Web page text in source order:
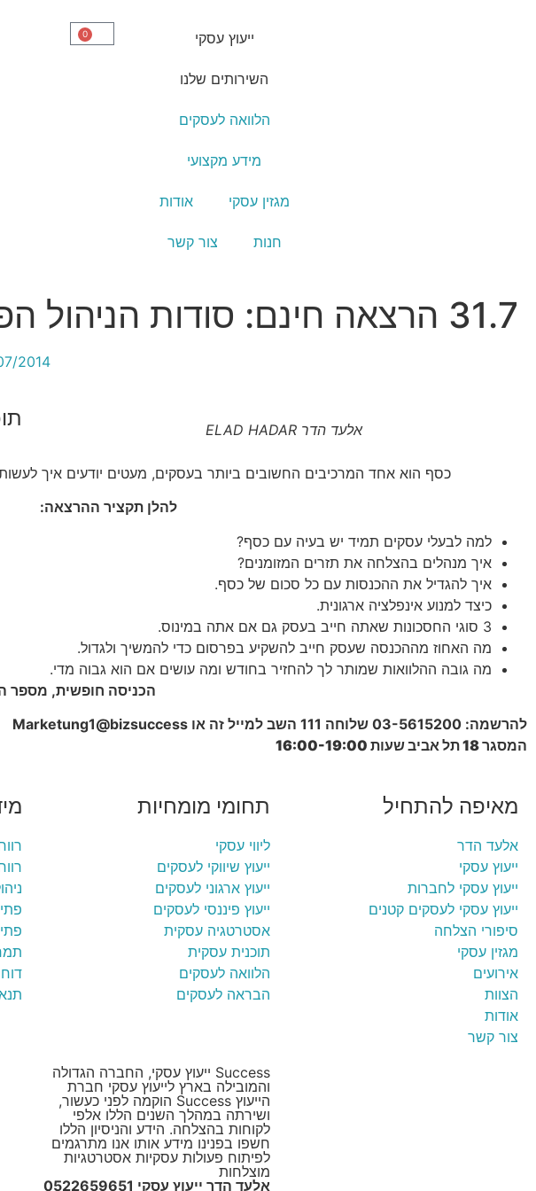
ייעוץ עסקי
השירותים שלנו
הלוואה לעסקים
מידע מקצועי
מגזין עסקי אודות
חנות צור קשר
0
31.7 הרצאה חינם: סודות הניהול הפיננסי
2014
אלעד הדר ELAD HADAR
כסף הוא אחד המרכיבים החשובים ביותר בעסקים, מעטים יודעים איך
להלן תקציר ההרצאה:
למה לבעלי עסקים תמיד יש בעיה עם כסף?
איך מנהלים בהצלחה את תזרים המזומנים?
איך להגדיל את ההכנסות עם כל סכום של כסף.
כיצד למנוע אינפלציה ארגונית.
3 סוגי החסכונות שאתה חייב בעסק גם אם אתה במינוס.
מה האחוז מההכנסה שעסק חייב להשקיע בפרסום כדי להמשיך ולגדול.
מה גובה ההלוואות שמותר לך להחזיר בחודש ומה עושים אם הוא גבוה מדי.
הכניסה חופשית, מספר
להרשמה: 03-5615200 שלוחה 111 השב למייל זה או
Marketung1@bizsuccess
המסגר 18 תל אביב שעות 16:00-19:00
מאיפה להתחיל
אלעד הדר
ייעוץ עסקי
ייעוץ עסקי לחברות
ייעוץ עסקי לעסקים קטנים
סיפורי הצלחה
מגזין עסקי
אירועים
הצוות
אודות
צור קשר
תחומי מומחיות
ליווי עסקי
ייעוץ שיווקי לעסקים
ייעוץ ארגוני לעסקים
ייעוץ פיננסי לעסקים
אסטרטגיה עסקית
תוכנית עסקית
הלוואה לעסקים
הבראה לעסקים
Success ייעוץ עסקי, החברה הגדולה
והמובילה בארץ לייעוץ עסקי חברת
הייעוץ Success הוקמה לפני כעשור,
ושירתה במהלך השנים הללו אלפי
לקוחות בהצלחה. הידע והניסיון הללו
חשפו בפנינו מידע אותו אנו מתרגמים
לפיתוח פעולות עסקיות אסטרטגיות
מוצלחות
אלעד הדר ייעוץ עסקי 0522659651